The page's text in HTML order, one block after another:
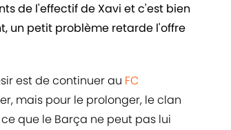
de l'effectif de Xavi et c'est bien
un petit problème retarde l'offre
est de continuer au FC
mais pour le prolonger, le clan
que le Barça ne peut pas lui